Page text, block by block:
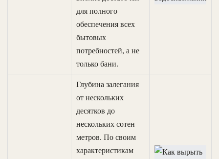
для полного
обеспечения всех
бытовых
потребностей, а не
только бани.
Глубина залегания
от нескольких
десятков до
нескольких сотен
метров. По своим
характеристикам